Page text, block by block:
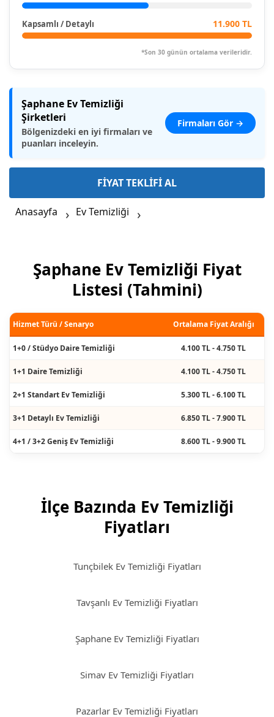
Kapsamlı / Detaylı 11.900 TL
*Son 30 günün ortalama verileridir.
Şaphane Ev Temizliği
Şirketleri
Bölgenizdeki en iyi firmaları ve
puanları inceleyin.
Firmaları Gör →
FİYAT TEKLİFİ AL
Anasayfa Ev Temizliği
Şaphane Ev Temizliği Fiyat
Listesi (Tahmini)
Hizmet Türü / Senaryo Ortalama Fiyat Aralığı
1+0 / Stüdyo Daire Temizliği 4.100 TL - 4.750 TL
1+1 Daire Temizliği 4.100 TL - 4.750 TL
2+1 Standart Ev Temizliği 5.300 TL - 6.100 TL
3+1 Detaylı Ev Temizliği 6.850 TL - 7.900 TL
4+1 / 3+2 Geniş Ev Temizliği 8.600 TL - 9.900 TL
İlçe Bazında Ev Temizliği
Fiyatları
Tunçbilek Ev Temizliği Fiyatları
Tavşanlı Ev Temizliği Fiyatları
Şaphane Ev Temizliği Fiyatları
Simav Ev Temizliği Fiyatları
Pazarlar Ev Temizliği Fiyatları